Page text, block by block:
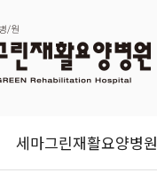
세마그린재활요양병원